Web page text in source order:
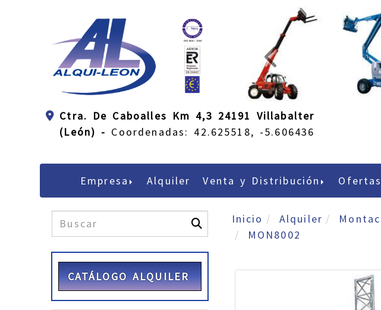
prev
Ctra. De Caboalles Km 4,3 24191 Villabalter
(León) - Coordenadas: 42.625518, -5.606436
Empresa Alquiler Venta y Distribución Ofertas
CATÁLOGO ALQUILER
Inicio Alquiler
MON8002